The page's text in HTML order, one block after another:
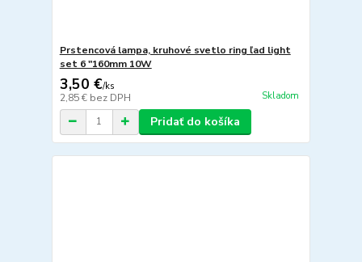
Prstencová lampa, kruhové svetlo ring ľad light
set 6 "160mm 10W
3,50 €/ks
2,85 € bez DPH Skladom
Pridať do košíka